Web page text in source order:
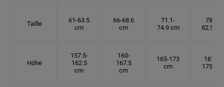
Taille
61-63.5
cm
66-68.6
cm
71.1-
74.9 cm
78.7-
82.5 cm
Höhe
157.5-
162.5
cm
160-
167.5
cm
165-173
cm
167.5-
175 cm